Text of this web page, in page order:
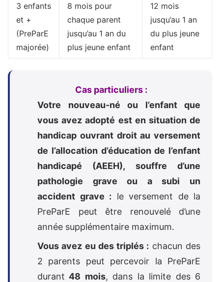
3 enfants
et +
(PreParE
majorée)
8 mois pour
chaque parent
jusqu’au 1 an du
plus jeune enfant
12 mois
jusqu’au 1 an
du plus jeune
enfant
Cas particuliers :
Votre nouveau-né ou l’enfant que
vous avez adopté est en situation de
handicap ouvrant droit au versement
de l’allocation d’éducation de l’enfant
handicapé (AEEH), souffre d’une
pathologie grave ou a subi un
accident grave : le versement de la
PreParE peut être renouvelé d’une
année supplémentaire maximum.
Vous avez eu des triplés : chacun des
2 parents peut percevoir la PreParE
durant 48 mois, dans la limite des 6